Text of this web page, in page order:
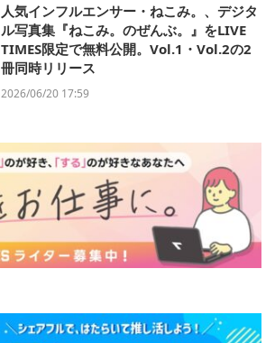
人気インフルエンサー・ねこみ。、デジタ
ル写真集『ねこみ。のぜんぶ。』をLIVE
TIMES限定で無料公開。Vol.1・Vol.2の2
冊同時リリース
2026/06/20 17:59